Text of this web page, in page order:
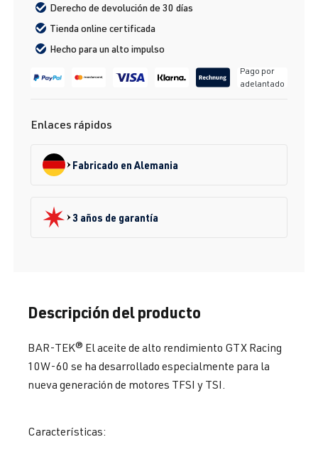
Derecho de devolución de 30 días
Tienda online certificada
Hecho para un alto impulso
Pago por
adelantado
Enlaces rápidos
Fabricado en Alemania
3 años de garantía
Descripción del producto
BAR-TEK® El aceite de alto rendimiento GTX Racing
10W-60 se ha desarrollado especialmente para la
nueva generación de motores TFSI y TSI.
Características: